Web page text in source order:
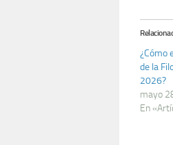
¿Cómo
de la
2026?
mayo
En